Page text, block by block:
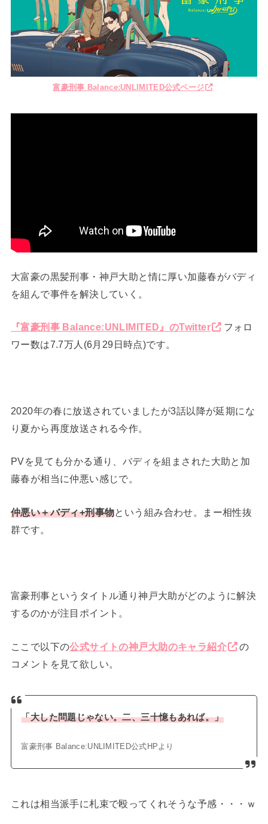
富豪刑事 Balance:UNLIMITED公式ページ
大富豪の黒髪刑事・神戸大助と情に厚い加藤春がバディ
を組んで事件を解決していく。
『富豪刑事 Balance:UNLIMITED』のTwitter
フォロ
ワー数は7.7万人(6月29日時点)です。
2020年の春に放送されていましたが3話以降が延期にな
り夏から再度放送される今作。
PVを見ても分かる通り、バディを組まされた大助と加
藤春が相当に仲悪い感じで。
仲悪い＋バディ+刑事物という組み合わせ。まー相性抜
群です。
富豪刑事というタイトル通り神戸大助がどのように解決
するのかが注目ポイント。
ここで以下の公式サイトの神戸大助のキャラ紹介
の
コメントを見て欲しい。
「大した問題じゃない。二、三十憶もあれば。」
富豪刑事 Balance:UNLIMITED公式HPより
これは相当派手に札束で殴ってくれそうな予感・・・ｗ